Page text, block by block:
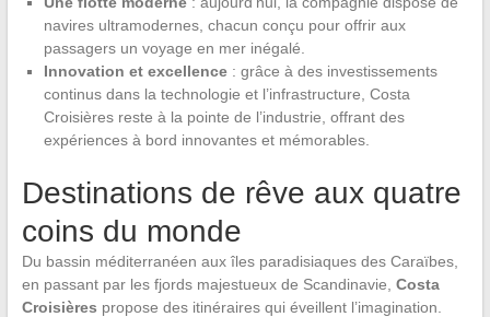
navires ultramodernes, chacun conçu pour offrir aux
passagers un voyage en mer inégalé.
Innovation et excellence: grâce à des investissements
continus dans la technologie et l’infrastructure, Costa
Croisières reste à la pointe de l’industrie, offrant des
expériences à bord innovantes et mémorables.
Destinations de rêve aux quatre
coins du monde
Du bassin méditerranéen aux îles paradisiaques des Caraïbes,
en passant par les fjords majestueux de Scandinavie, Costa
Croisières propose des itinéraires qui éveillent l’imagination.